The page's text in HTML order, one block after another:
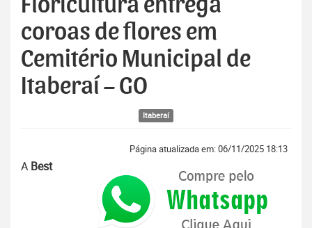
Floricultura entrega
coroas de flores em
Cemitério Municipal de
Itaberaí – GO
Itaberaí
Página atualizada em: 06/11/2025 18:13
A Best